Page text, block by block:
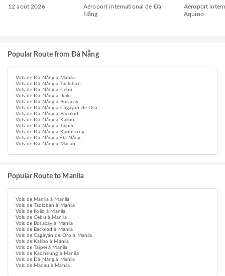
12 août 2026
Aéroport international de Đà
Nẵng
Aéroport
Aquino
Popular Route from Đà Nẵng
Vols de Đà Nẵng à Manila
Vols de Đà Nẵng à Tacloban
Vols de Đà Nẵng à Cebu
Vols de Đà Nẵng à Iloilo
Vols de Đà Nẵng à Boracay
Vols de Đà Nẵng à Cagayán de Oro
Vols de Đà Nẵng à Bacolod
Vols de Đà Nẵng à Kalibo
Vols de Đà Nẵng à Taipei
Vols de Đà Nẵng à Kaohsiung
Vols de Đà Nẵng à Đà Nẵng
Vols de Đà Nẵng à Macau
Popular Route to Manila
Vols de Manila à Manila
Vols de Tacloban à Manila
Vols de Iloilo à Manila
Vols de Cebu à Manila
Vols de Boracay à Manila
Vols de Bacolod à Manila
Vols de Cagayán de Oro à Manila
Vols de Kalibo à Manila
Vols de Taipei à Manila
Vols de Kaohsiung à Manila
Vols de Đà Nẵng à Manila
Vols de Macau à Manila